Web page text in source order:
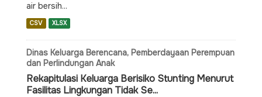
air bersih...
CSV XLSX
Dinas Keluarga Berencana, Pemberdayaan Perempuan
dan Perlindungan Anak
Rekapitulasi Keluarga Berisiko Stunting Menurut
Fasilitas Lingkungan Tidak Se...